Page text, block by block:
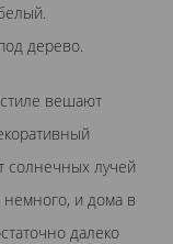
дерево.
вешают
солнечных лучей
немного, и дома в
далеко